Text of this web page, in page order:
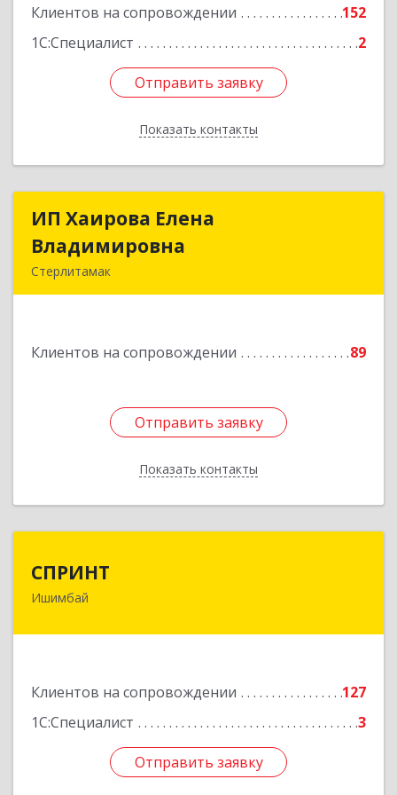
Клиентов на сопровождении
152
1С:Специалист
2
Отправить заявку
Показать контакты
Подробнее
Отправить заявку
Назад
ИП Хаирова Елена
Владимировна
Стерлитамак
Клиентов на сопровождении 89
Отправить заявку
Показать контакты
ИП Хаирова Елена
Отправить заявку
Назад
СПРИНТ
Ишимбай
Клиентов на сопровождении
127
1С:Специалист
3
Отправить заявку
453201, Башкортостан Респ, Ишимбайский р-н,
Отправить заявку